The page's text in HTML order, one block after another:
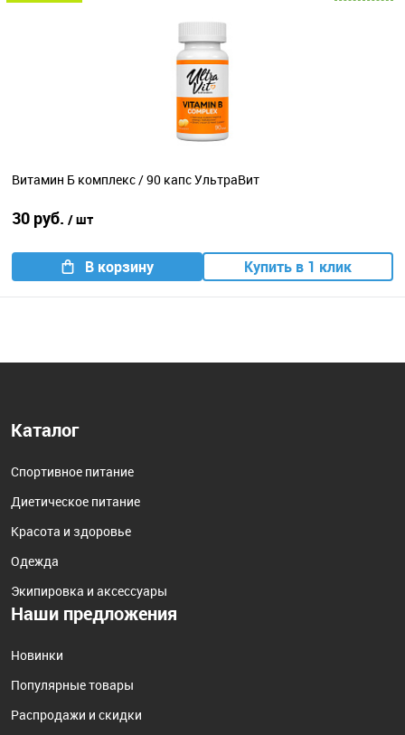
Витамин Б комплекс / 90 капс УльтраВит
30 руб. / шт
В корзину Купить в 1 клик
Каталог
Спортивное питание
Диетическое питание
Красота и здоровье
Одежда
Экипировка и аксессуары
Наши предложения
Новинки
Популярные товары
Распродажи и скидки